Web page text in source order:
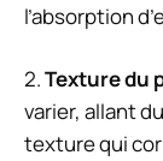
l’absorption
2.Texture du
varier, allant
texture qui